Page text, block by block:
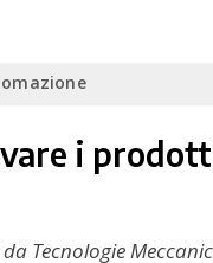
i
Tecnologie